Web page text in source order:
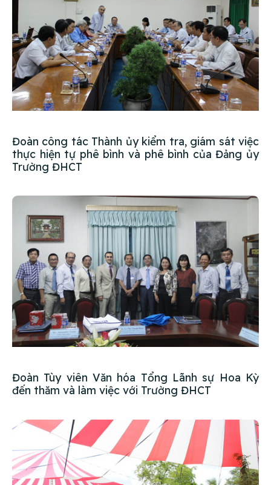
Đoàn công tác Thành ủy kiểm tra, giám sát việc
thực hiện tự phê bình và phê bình của Đảng ủy
Trường ĐHCT
Đoàn Tùy viên Văn hóa Tổng Lãnh sự Hoa Kỳ
đến thăm và làm việc với Trường ĐHCT